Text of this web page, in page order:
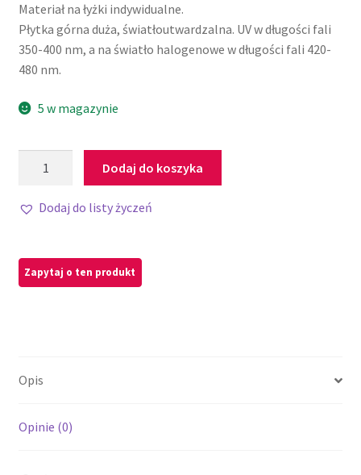
Materiał na łyżki indywidualne.
Płytka górna duża, światłoutwardzalna. UV w długości fali
350-400 nm, a na światło halogenowe w długości fali 420-
480 nm.
5 w magazynie
Dodaj do koszyka
Dodaj do listy życzeń
Opis
Opinie (0)